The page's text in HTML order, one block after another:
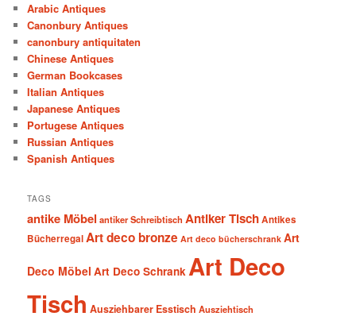
Arabic Antiques
Canonbury Antiques
canonbury antiquitaten
Chinese Antiques
German Bookcases
Italian Antiques
Japanese Antiques
Portugese Antiques
Russian Antiques
Spanish Antiques
TAGS
antike Möbel antiker Schreibtisch Antiker TischAntikes
BücherregalArt deco bronze Art deco bücherschrank Art
Deco Möbel Art Deco Schrank Art Deco
Tisch Ausziehbarer Esstisch Ausziehtisch